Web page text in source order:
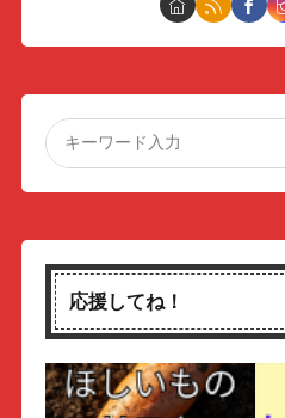
応援してね！